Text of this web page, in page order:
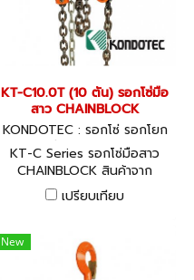
KT-C10.0T (10 ตัน) รอกโซ่มือ
สาว CHAINBLOCK
KONDOTEC : รอกโซ่ รอกโยก
รอกถ่วง KT-C10.0T
KT-C Series รอกโซ่มือสาว
CHAINBLOCK สินค้าจาก
ประเทศญี่ปุ่น พร้อมใบ
CERTIFICATE GUARANTEE
เปรียบเทียบ
New